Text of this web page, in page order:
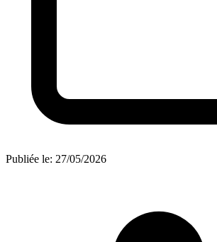
Publiée le: 27/05/2026